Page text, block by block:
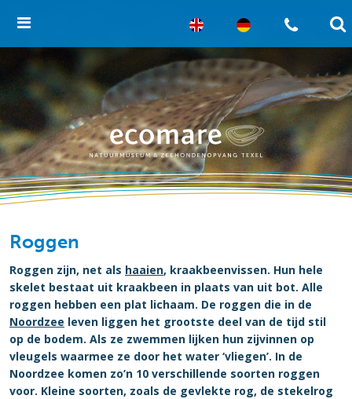
Roggen
Roggen zijn, net als haaien, kraakbeenvissen. Hun hele
skelet bestaat uit kraakbeen in plaats van uit bot. Alle
roggen hebben een plat lichaam. De roggen die in de
Noordzee leven liggen het grootste deel van de tijd stil
op de bodem. Als ze zwemmen lijken hun zijvinnen op
vleugels waarmee ze door het water ‘vliegen’. In de
Noordzee komen zo’n 10 verschillende soorten roggen
voor. Kleine soorten, zoals de gevlekte rog, de stekelrog